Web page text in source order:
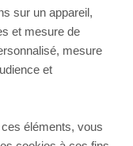
sur un appareil,
et mesure de
mesure
et
éléments, vous